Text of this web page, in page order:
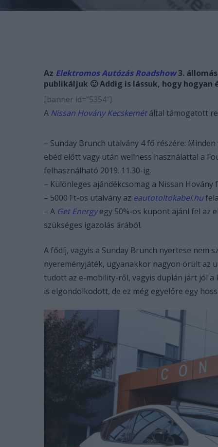
Az Elektromos Autózás Roadshow3.
publikáljuk 🙂 Addig is lássuk, hogy hogyan
[banner id=”5354″]
A Nissan Hovány Kecskemétáltal támogatott
– Sunday Brunch utalvány 4 fő részére:
ebéd előtt vagy után wellness használattal a
felhasználható 2019. 11.30-ig.
– Különleges ajándékcsomag a Nissan Hovány
– 5000 Ft-os utalvány az eautotoltokabel.hu
– A Get Energyegy 50%-os kupont ajánl fel az
szükséges igazolás árából.
A fődíj, vagyis a Sunday Brunch nyertese nem
nyereményjáték, ugyanakkor nagyon örült az
tudott az e-mobility-ről, vagyis duplán járt jól a
is elgondolkodott, de ez még egyelőre egy